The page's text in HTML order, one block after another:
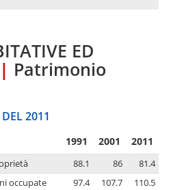
ED
| Patrimonio
2011
1991 2001 2011
88.1 86
81.4
occupate
97.4 107.7
110.5